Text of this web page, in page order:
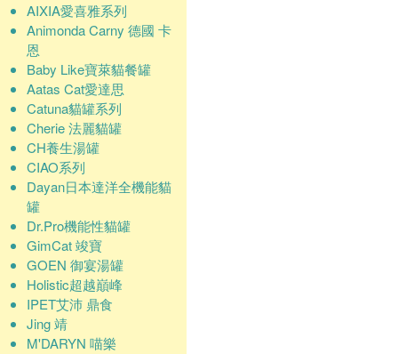
AIXIA愛喜雅系列
Animonda Carny 德國 卡
恩
Baby Like寶萊貓餐罐
Aatas Cat愛達思
Catuna貓罐系列
Cherie 法麗貓罐
CH養生湯罐
CIAO系列
Dayan日本達洋全機能貓
罐
Dr.Pro機能性貓罐
GimCat 竣寶
GOEN 御宴湯罐
Holistic超越巔峰
IPET艾沛 鼎食
Jing 靖
M'DARYN 喵樂